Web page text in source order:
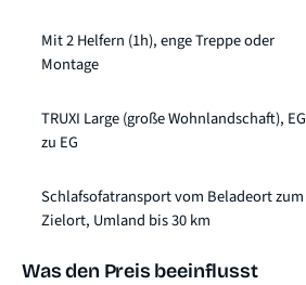
Mit 2 Helfern (1h), enge Treppe oder
Montage
TRUXI Large (große Wohnlandschaft), EG
zu EG
Schlafsofatransport vom Beladeort zum
Zielort, Umland bis 30 km
Was den Preis beeinflusst